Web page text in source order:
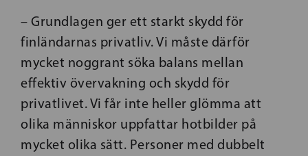
– Grundlagen ger ett starkt skydd för
finländarnas privatliv. Vi måste därför
mycket noggrant söka balans mellan
effektiv övervakning och skydd för
privatlivet. Vi får inte heller glömma att
olika människor uppfattar hotbilder på
mycket olika sätt. Personer med dubbelt